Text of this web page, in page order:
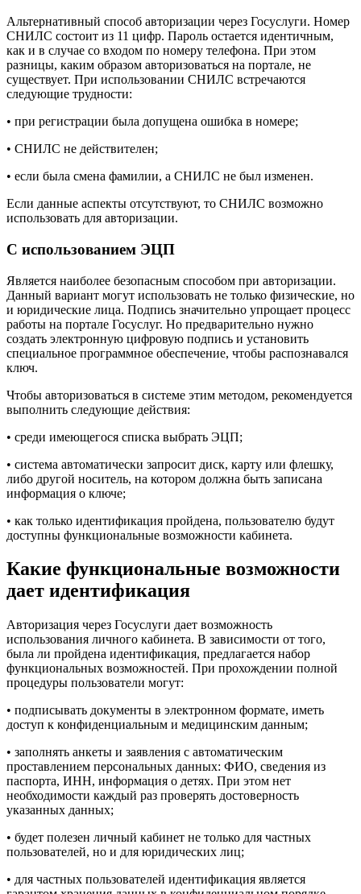
Альтернативный способ авторизации через Госуслуги. Номер
СНИЛС состоит из 11 цифр. Пароль остается идентичным,
как и в случае со входом по номеру телефона. При этом
разницы, каким образом авторизоваться на портале, не
существует. При использовании СНИЛС встречаются
следующие трудности:
• при регистрации была допущена ошибка в номере;
• СНИЛС не действителен;
• если была смена фамилии, а СНИЛС не был изменен.
Если данные аспекты отсутствуют, то СНИЛС возможно
использовать для авторизации.
С использованием ЭЦП
Является наиболее безопасным способом при авторизации.
Данный вариант могут использовать не только физические, но
и юридические лица. Подпись значительно упрощает процесс
работы на портале Госуслуг. Но предварительно нужно
создать электронную цифровую подпись и установить
специальное программное обеспечение, чтобы распознавался
ключ.
Чтобы авторизоваться в системе этим методом, рекомендуется
выполнить следующие действия:
• среди имеющегося списка выбрать ЭЦП;
• система автоматически запросит диск, карту или флешку,
либо другой носитель, на котором должна быть записана
информация о ключе;
• как только идентификация пройдена, пользователю будут
доступны функциональные возможности кабинета.
Какие функциональные возможности
дает идентификация
Авторизация через Госуслуги дает возможность
использования личного кабинета. В зависимости от того,
была ли пройдена идентификация, предлагается набор
функциональных возможностей. При прохождении полной
процедуры пользователи могут:
• подписывать документы в электронном формате, иметь
доступ к конфиденциальным и медицинским данным;
• заполнять анкеты и заявления с автоматическим
проставлением персональных данных: ФИО, сведения из
паспорта, ИНН, информация о детях. При этом нет
необходимости каждый раз проверять достоверность
указанных данных;
• будет полезен личный кабинет не только для частных
пользователей, но и для юридических лиц;
• для частных пользователей идентификация является